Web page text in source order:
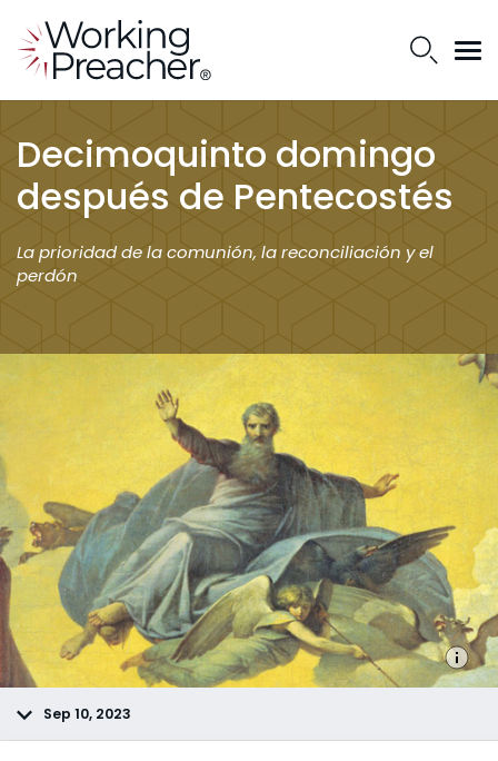
Decimoquinto domingo
después de Pentecostés
La prioridad de la comunión, la reconciliación y el
perdón
Sep 10, 2023